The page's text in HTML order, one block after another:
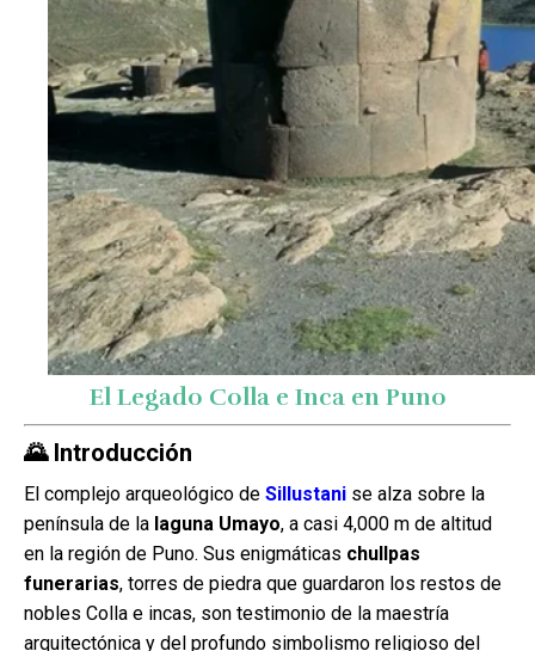
El Legado Colla e Inca en Puno
🌄 Introducción
El complejo arqueológico de Sillustani se alza sobre la
península de la laguna Umayo, a casi 4,000 m de altitud
en la región de Puno. Sus enigmáticas chullpas
funerarias, torres de piedra que guardaron los restos de
nobles Colla e incas, son testimonio de la maestría
arquitectónica y del profundo simbolismo religioso del